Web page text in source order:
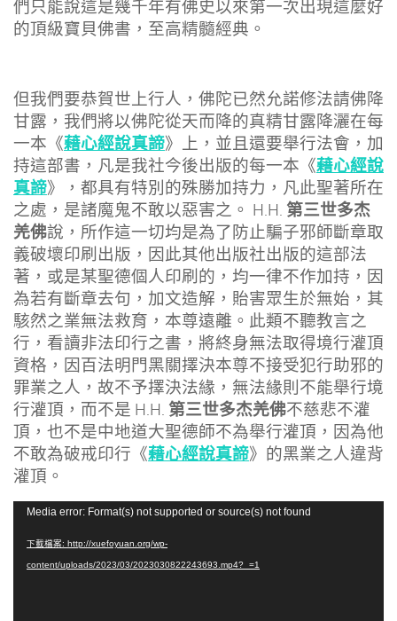
們只能說這是幾千年有佛史以來第一次出現這麼好
的頂級寶貝佛書，至高精髓經典。
但我們要恭賀世上行人，佛陀已然允諾修法請佛降
甘露，我們將以佛陀從天而降的真精甘露降灑在每
一本《藉心經說真諦》上，並且還要舉行法會，加
持這部書，凡是我社今後出版的每一本《藉心經說
真諦》，都具有特別的殊勝加持力，凡此聖著所在
之處，是諸魔鬼不敢以惡害之。 H.H. 第三世多杰
羌佛說，所作這一切均是為了防止騙子邪師斷章取
義破壞印刷出版，因此其他出版社出版的這部法
著，或是某聖德個人印刷的，均一律不作加持，因
為若有斷章去句，加文造解，貽害眾生於無始，其
駭然之業無法救育，本尊遠離。此類不聽教言之
行，看讀非法印行之書，將終身無法取得境行灌頂
資格，因百法明門黑關擇決本尊不接受犯行助邪的
罪業之人，故不予擇決法緣，無法緣則不能舉行境
行灌頂，而不是 H.H. 第三世多杰羌佛不慈悲不灌
頂，也不是中地道大聖德師不為舉行灌頂，因為他
不敢為破戒印行《藉心經說真諦》的黑業之人違背
灌頂。
Media error: Format(s) not supported or source(s) not found
下載檔案: http://xuefoyuan.org/wp-
content/uploads/2023/03/2023030822243693.mp4?_=1